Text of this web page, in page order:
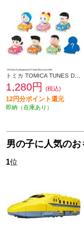
1,280円 (税込)
12円分ポイント還元
即納（在庫あり）
男の子に人気の
1位